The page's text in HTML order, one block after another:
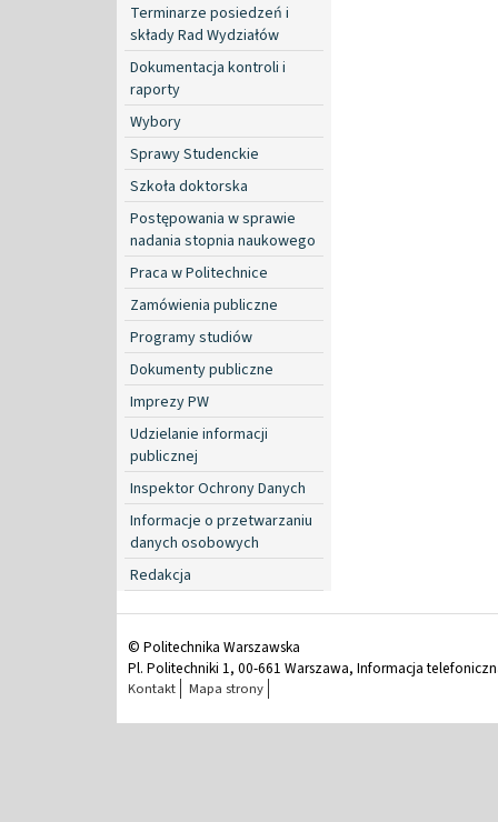
Terminarze posiedzeń i
składy Rad Wydziałów
Dokumentacja kontroli i
raporty
Wybory
Sprawy Studenckie
Szkoła doktorska
Postępowania w sprawie
nadania stopnia naukowego
Praca w Politechnice
Zamówienia publiczne
Programy studiów
Dokumenty publiczne
Imprezy PW
Udzielanie informacji
publicznej
Inspektor Ochrony Danych
Informacje o przetwarzaniu
danych osobowych
Redakcja
© Politechnika Warszawska
Pl. Politechniki 1, 00-661 Warszawa, Informacja
Kontakt Mapa strony